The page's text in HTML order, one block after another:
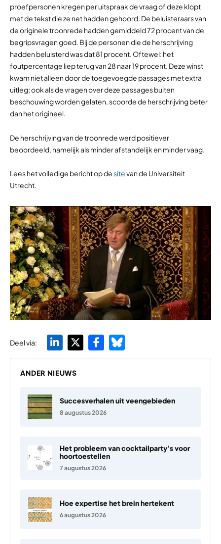
proefpersonen kregen per uitspraak de vraag of deze klopt
met de tekst die ze net hadden gehoord. De beluisteraars van
de originele troonrede hadden gemiddeld 72 procent van de
begripsvragen goed. Bij de personen die de herschrijving
hadden beluisterd was dat 81 procent. Oftewel: het
foutpercentage liep terug van 28 naar 19 procent. Deze winst
kwam niet alleen door de toegevoegde passages met extra
uitleg; ook als de vragen over deze passages buiten
beschouwing worden gelaten, scoorde de herschrijving beter
dan het origineel.
De herschrijving van de troonrede werd positiever
beoordeeld, namelijk als minder afstandelijk en minder vaag.
Lees het volledige bericht op desitevan de Universiteit
Utrecht.
Deel via:
ANDER NIEUWS
Succesverhalen uit veengebieden
8 augustus 2026
Het probleem van cocktailparty’s voor
hoortoestellen
7 augustus 2026
Hoe expertise het brein hertekent
6 augustus 2026